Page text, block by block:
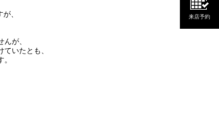
来店予約
、
が、
いたとも、